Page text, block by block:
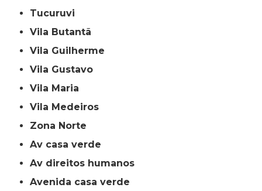
Tucuruvi
Vila Butantã
Vila Guilherme
Vila Gustavo
Vila Maria
Vila Medeiros
Zona Norte
av casa verde
av direitos humanos
avenida casa verde